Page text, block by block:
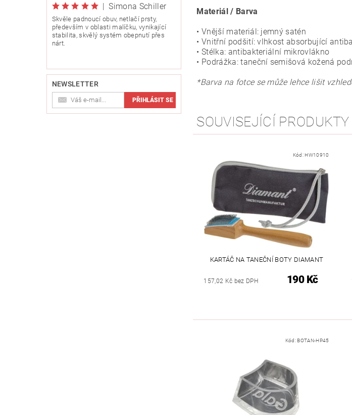
| Simona Schiller
Skvěle padnoucí obuv, netlačí prsty,
především v oblasti malíčku, vynikající
stabilita, skvělý systém obepnutí přes
nárt.
NEWSLETTER
Materiál / Barva
• Vnější materiál: jemný satén
• Vnitřní podšití: vlhkost absorbující
• Stélka: antibakteriální mikrovlákno
• Podrážka: taneční semišová kožená
*Barva na fotce se může lehce lišit
SOUVISEJÍCÍ PRODUKTY
Kód: HW10910
KARTÁČ NA TANEČNÍ BOTY DIAMANT
157,02 Kč bez DPH 190 Kč
Kód: BOTAN-HP45